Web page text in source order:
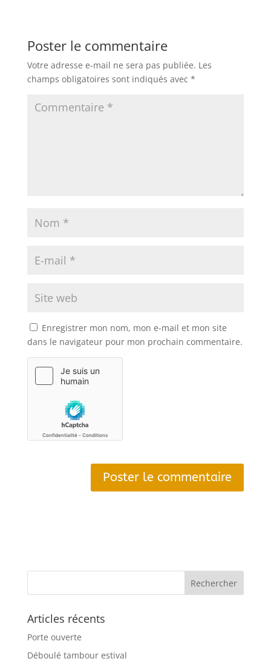
Poster le commentaire
Votre adresse e-mail ne sera pas publiée. Les
champs obligatoires sont indiqués avec *
Enregistrer mon nom, mon e-mail et mon site
dans le navigateur pour mon prochain commentaire.
Articles récents
Porte ouverte
Déboulé tambour estival